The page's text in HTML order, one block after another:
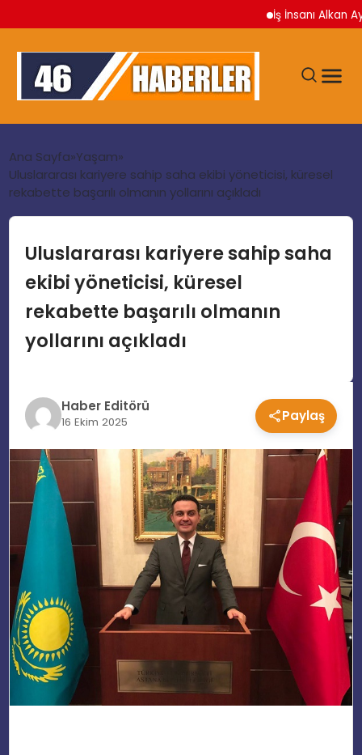
İş İnsanı Alkan Aydoğdu:
GÜNDEM
EKONOMI
SIYASET
TEKNOLOJI
SPOR
YAŞAM
Ana Sayfa Yaşam
Uluslararası kariyere sahip saha ekibi yöneticisi, küresel
rekabette başarılı olmanın yollarını açıkladı
Uluslararası kariyere sahip saha
ekibi yöneticisi, küresel
rekabette başarılı olmanın
yollarını açıkladı
Haber Editörü
16 Ekim 2025 Paylaş